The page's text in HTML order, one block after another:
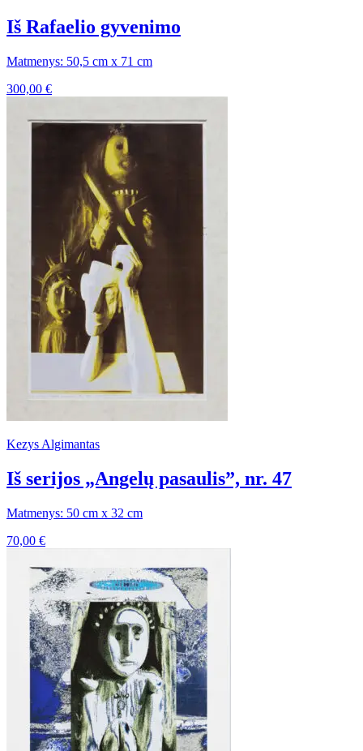
Iš Rafaelio gyvenimo
Matmenys: 50,5 cm x 71 cm
300,00 €
Kezys Algimantas
Iš serijos „Angelų pasaulis”, nr. 47
Matmenys: 50 cm x 32 cm
70,00 €